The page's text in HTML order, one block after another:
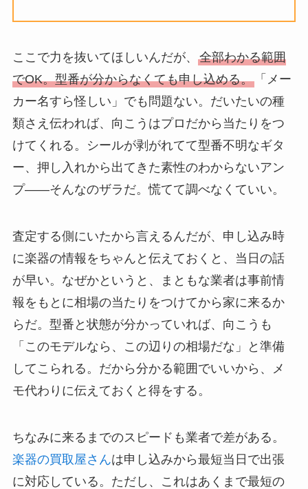
ここで力を抜いてほしいんだが、 全部わかる範囲
でOK。型番が分からなくても申し込める。「メー
カー名すら怪しい」でも問題ない。だいたいの種
類さえ伝われば、向こうはプロだから当たりをつ
けてくれる。シールが剥がれてて型番不明なギタ
ー、押し入れから出てきた素性のわからないアン
プ――そんなのザラだ。慌てて調べなくていい。
査定する側にいたから言えるんだが、申し込み時
に楽器の情報をちゃんと伝えておくと、当日の話
が早い。なぜかというと、まともな業者は事前情
報をもとに相場の当たりをつけてから家に来るか
らだ。型番と状態が分かっていれば、向こうも
「このモデルなら、この辺りの相場だな」と準備
してこられる。だから分かる範囲でいいから、メ
モ代わりに伝えておくと得をする。
ちなみに来るまでのスピードも業者で差がある。
楽器の買取屋さんは申し込みから最短当日で出張
に対応している。ただし、これはあくまで最短の